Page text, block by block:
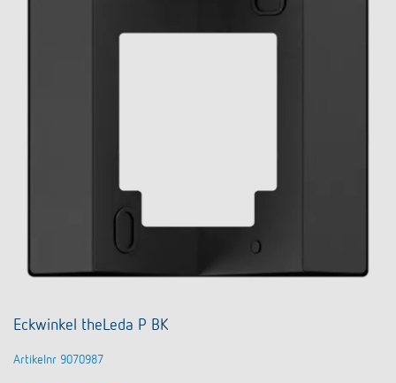
Eckwinkel theLeda P BK
Artikelnr 9070987